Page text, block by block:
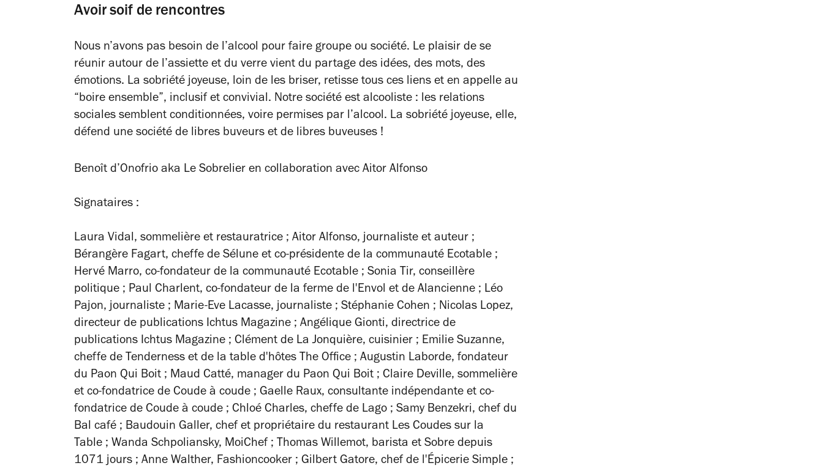
Avoir soif de rencontres
Nous n’avons pas besoin de l’alcool pour faire groupe ou société. Le plaisir de se
réunir autour de l’assiette et du verre vient du partage des idées, des mots, des
émotions. La sobriété joyeuse, loin de les briser, retisse tous ces liens et en appelle au
“boire ensemble”, inclusif et convivial. Notre société est alcooliste : les relations
sociales semblent conditionnées, voire permises par l’alcool. La sobriété joyeuse, elle,
défend une société de libres buveurs et de libres buveuses !
Benoît d’Onofrio aka Le Sobrelier en collaboration avec Aitor Alfonso
Signataires :
Laura Vidal, sommelière et restauratrice ; Aitor Alfonso, journaliste et auteur ;
Bérangère Fagart, cheffe de Sélune et co-présidente de la communauté Ecotable ;
Hervé Marro, co-fondateur de la communauté Ecotable ; Sonia Tir, conseillère
politique ; Paul Charlent, co-fondateur de la ferme de l'Envol et de Alancienne ; Léo
Pajon, journaliste ; Marie-Eve Lacasse, journaliste ; Stéphanie Cohen ; Nicolas Lopez,
directeur de publications Ichtus Magazine ; Angélique Gionti, directrice de
publications Ichtus Magazine ; Clément de La Jonquière, cuisinier ; Emilie Suzanne,
cheffe de Tenderness et de la table d'hôtes The Office ; Augustin Laborde, fondateur
du Paon Qui Boit ; Maud Catté, manager du Paon Qui Boit ; Claire Deville, sommelière
et co-fondatrice de Coude à coude ; Gaelle Raux, consultante indépendante et co-
fondatrice de Coude à coude ; Chloé Charles, cheffe de Lago ; Samy Benzekri, chef du
Bal café ; Baudouin Galler, chef et propriétaire du restaurant Les Coudes sur la
Table ; Wanda Schpoliansky, MoiChef ; Thomas Willemot, barista et Sobre depuis
1071 jours ; Anne Walther, Fashioncooker ; Gilbert Gatore, chef de l'Épicerie Simple ;